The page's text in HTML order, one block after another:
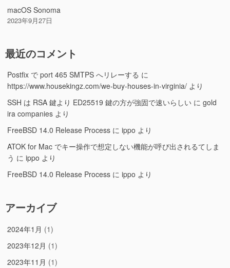
macOS Sonoma
2023年9月27日
最近のコメント
Postfix で port 465 SMTPS へリレーする に
https://www.housekingz.com/we-buy-houses-in-virginia/ より
SSH は RSA 鍵より ED25519 鍵の方が強固で速いらしい に gold
ira companies より
FreeBSD 14.0 Release Process に ippo より
ATOK for Mac でキー操作で想定しない機能が呼び出されるてしま
う に ippo より
FreeBSD 14.0 Release Process に ippo より
アーカイブ
2024年1月 (1)
2023年12月 (1)
2023年11月 (1)